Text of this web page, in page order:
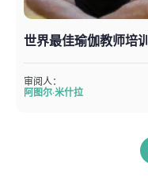
世界最佳瑜伽教师培训
审阅人：
阿图尔·米什拉